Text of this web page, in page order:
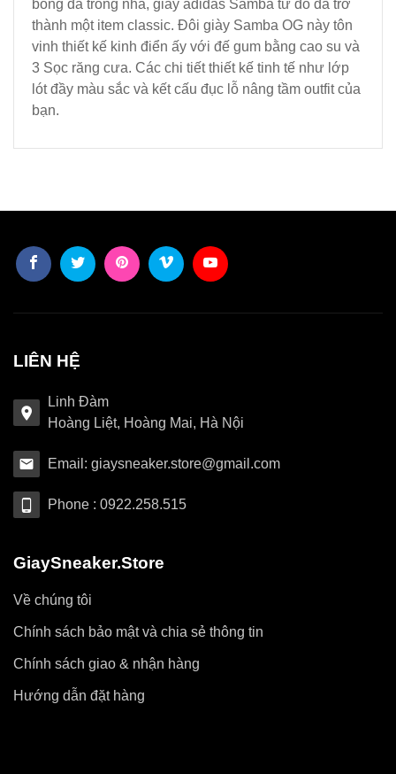
bóng đá trong nhà, giày adidas Samba từ đó đã trở
thành một item classic. Đôi giày Samba OG này tôn
vinh thiết kế kinh điển ấy với đế gum bằng cao su và
3 Sọc răng cưa. Các chi tiết thiết kế tinh tế như lớp
lót đầy màu sắc và kết cấu đục lỗ nâng tầm outfit của
bạn.
LIÊN HỆ
Linh Đàm
Hoàng Liệt, Hoàng Mai, Hà Nội
Email: giaysneaker.store@gmail.com
Phone : 0922.258.515
GiaySneaker.Store
Về chúng tôi
Chính sách bảo mật và chia sẻ thông tin
Chính sách giao & nhận hàng
Hướng dẫn đặt hàng